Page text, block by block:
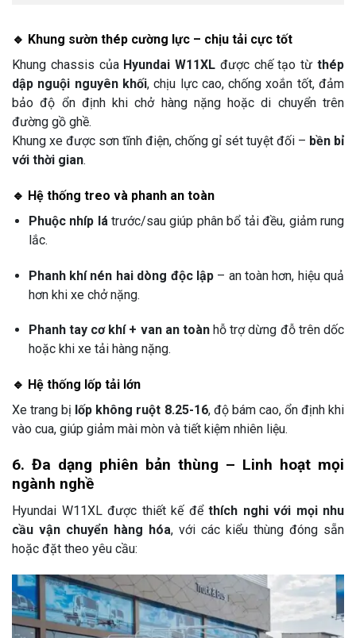
🔹 Khung sườn thép cường lực – chịu tải cực tốt
Khung chassis của Hyundai W11XL được chế tạo từthép
dập nguội nguyên khối, chịu lực cao, chống xoắn tốt, đảm
bảo độ ổn định khi chở hàng nặng hoặc di chuyển trên
đường gồ ghề.
Khung xe được sơn tĩnh điện, chống gỉ sét tuyệt đối – bền bỉ
với thời gian.
🔹 Hệ thống treo và phanh an toàn
Phuộc nhíp lá trước/sau giúp phân bổ tải đều, giảm rung
lắc.
Phanh khí nén hai dòng độc lập– an toàn hơn, hiệu quả
hơn khi xe chở nặng.
Phanh tay cơ khí + van an toànhỗ trợ dừng đỗ trên dốc
hoặc khi xe tải hàng nặng.
🔹 Hệ thống lốp tải lớn
Xe trang bị lốp không ruột 8.25-16, độ bám cao, ổn định khi
vào cua, giúp giảm mài mòn và tiết kiệm nhiên liệu.
6. Đa dạng phiên bản thùng – Linh hoạt mọi
ngành nghề
Hyundai W11XL được thiết kế để thích nghi với mọi nhu
cầu vận chuyển hàng hóa, với các kiểu thùng đóng sẵn
hoặc đặt theo yêu cầu: